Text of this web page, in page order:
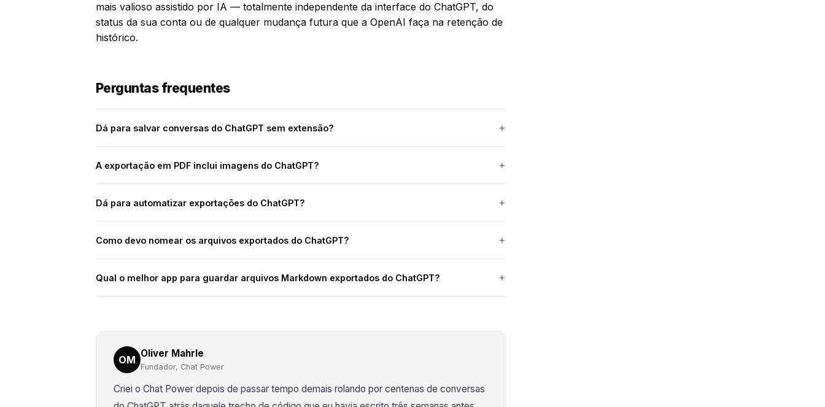
mais valioso assistido por IA — totalmente independente da interface do ChatGPT, do
status da sua conta ou de qualquer mudança futura que a OpenAI faça na retenção de
histórico.
Perguntas frequentes
Dá para salvar conversas do ChatGPT sem extensão?
A exportação em PDF inclui imagens do ChatGPT?
Dá para automatizar exportações do ChatGPT?
Como devo nomear os arquivos exportados do ChatGPT?
Qual o melhor app para guardar arquivos Markdown exportados do ChatGPT?
OM Oliver Mahrle
Fundador, Chat Power
Criei o Chat Power depois de passar tempo demais rolando por centenas de conversas